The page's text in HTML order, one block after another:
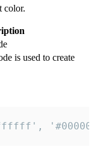
color.
is used to create